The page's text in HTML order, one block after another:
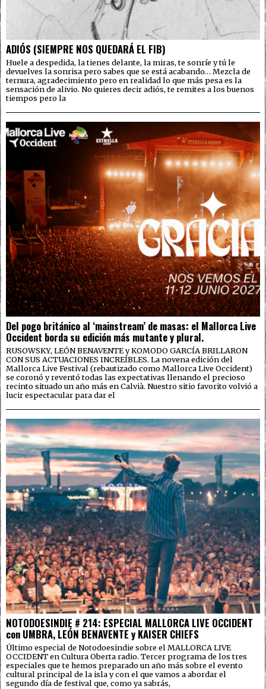
ADIÓS (SIEMPRE NOS QUEDARÁ EL FIB)
Huele a despedida, la tienes delante, la miras, te sonríe y tú le
devuelves la sonrisa pero sabes que se está acabando… Mezcla de
ternura, agradecimiento pero en realidad lo que más pesa es la
sensación de alivio. No quieres decir adiós, te remites a los buenos
tiempos pero la
Del pogo británico al ‘mainstream’ de masas: el Mallorca Live
Occident borda su edición más mutante y plural.
RUSOWSKY, LEÓN BENAVENTE y KOMODO GARCÍA BRILLARON
CON SUS ACTUACIONES INCREÍBLES. La novena edición del
Mallorca Live Festival (rebautizado como Mallorca Live Occident)
se coronó y reventó todas las expectativas llenando el precioso
recinto situado un año más en Calvià. Nuestro sitio favorito volvió a
lucir espectacular para dar el
NOTODOESINDIE # 214: ESPECIAL MALLORCA LIVE OCCIDENT
con UMBRA, LEÓN BENAVENTE y KAISER CHIEFS
Último especial de Notodoesindie sobre el MALLORCA LIVE
OCCIDENT en Cultura Oberta radio. Tercer programa de los tres
especiales que te hemos preparado un año más sobre el evento
cultural principal de la isla y con el que vamos a abordar el
segundo día de festival que, como ya sabrás,